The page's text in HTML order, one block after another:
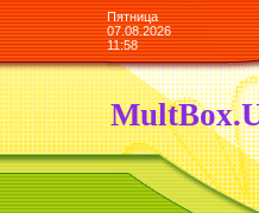
Пятница
07.08.2026
11:58